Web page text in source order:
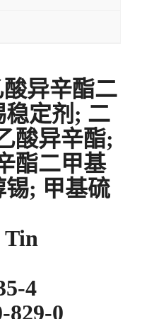
异辛酯二
定剂; 二
酸异辛酯;
酯二甲基
; 甲基硫
Tin